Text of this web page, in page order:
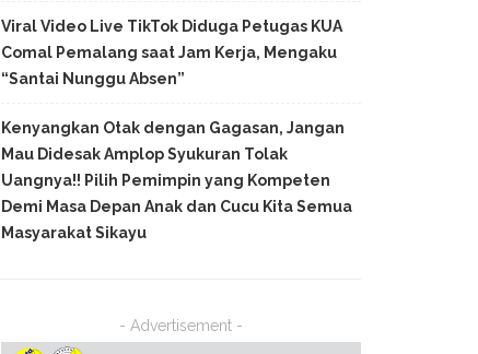
Viral Video Live TikTok Diduga Petugas KUA
Comal Pemalang saat Jam Kerja, Mengaku
“Santai Nunggu Absen”
Kenyangkan Otak dengan Gagasan, Jangan
Mau Didesak Amplop Syukuran Tolak
Uangnya!! Pilih Pemimpin yang Kompeten
Demi Masa Depan Anak dan Cucu Kita Semua
Masyarakat Sikayu
- Advertisement -